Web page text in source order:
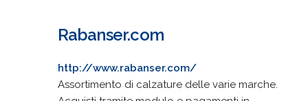
Rabanser.com
http://www.rabanser.com/
Assortimento di calzature delle varie marche.